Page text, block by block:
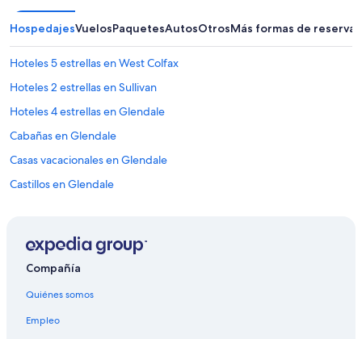
HospedajesVuelosPaquetesAutosOtrosMás formas de reservar
Hoteles 5 estrellas en West Colfax
Hoteles 2 estrellas en Sullivan
Hoteles 4 estrellas en Glendale
Cabañas en Glendale
Casas vacacionales en Glendale
Castillos en Glendale
Hoteles que aceptan mascotas en Glendale
Hoteles en Congress Park
Compañía
Quiénes somos
Empleo